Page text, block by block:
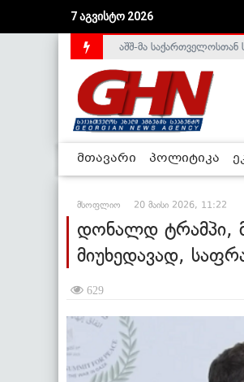
7 აგვისტო 2026
საქართველოს დე-ფაქტო
აშშ-მა საქართველოსთან
მთავარი პოლიტიკა
მსოფლიო 20 მაისი 2026, 11:22
დონალდ ტრამპი,
მიუხედავად,
629